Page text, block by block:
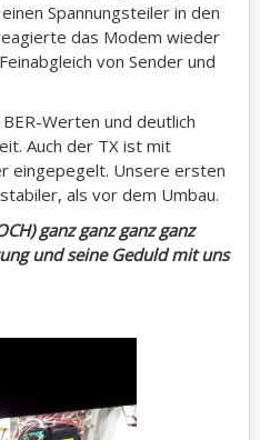
Spannungsteiler in den
das Modem wieder
von Sender und
Werten und deutlich
Auch der TX ist mit
eingepegelt. Unsere ersten
als vor dem Umbau.
ganz ganz ganz ganz
und seine Geduld mit uns